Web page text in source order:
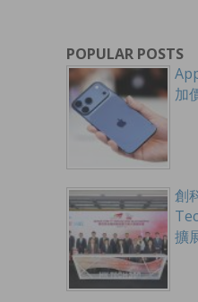
POPULAR POSTS
加
創
擴